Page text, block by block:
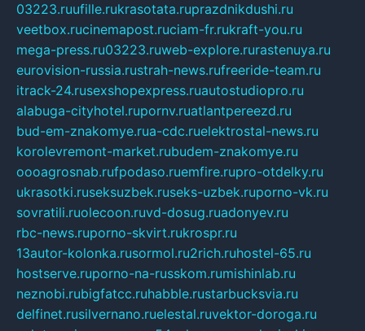
03223.ruufille.rukrasotata.ruprazdnikdushi.ru
veetbox.rucinemapost.ruciam-fr.rukraft-you.ru
mega-press.ru03223.ruweb-explore.rurastenuya.ru
eurovision-russia.rustrah-news.rufreeride-team.ru
itrack-24.rusexshopexpress.ruautostudiopro.ru
alabuga-cityhotel.rupornv.ruatlantpereezd.ru
bud-em-znakomye.rua-cdc.ruelektrostal-news.ru
korolevremont-market.rubudem-znakomye.ru
oooagrosnab.rufpodaso.ruemfire.rupro-otdelky.ru
ukrasotki.ruseksuzbek.ruseks-uzbek.ruporno-vk.ru
sovratili.ruolecoon.ruvd-dosug.ruadonyev.ru
rbc-news.ruporno-skvirt.rukrospr.ru
13autor-kolonka.rusormol.ru2rich.ruhostel-65.ru
hostserve.ruporno-na-russkom.rumishinlab.ru
neznobi.rubigfatcc.ruhabble.rustarbucksvia.ru
delfinet.rusilvernano.ruelestal.ruvektor-doroga.ru